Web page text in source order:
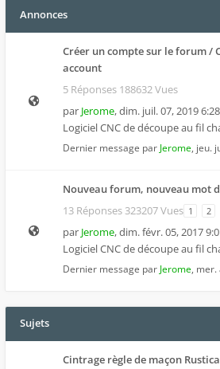
Annonces
Créer un compte sur le forum /
account
5 Réponses 188632 Vues
par Jerome,dim. juil. 07, 2019
Logiciel CNC de découpe au fil
Dernier message par Jerome, jeu.
Nouveau forum, nouveau mot
13 Réponses 323207 Vues 1 2
par Jerome,dim. févr. 05, 2017
Logiciel CNC de découpe au fil
Dernier message par Jerome, mer.
Sujets
Cintrage règle de maçon Rustica